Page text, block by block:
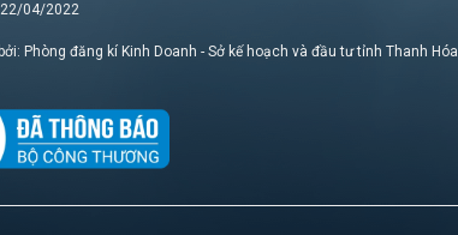
22/04/2022
Phòng đăng kí Kinh Doanh - Sở kế hoạch và đầu tư tỉnh Thanh Hóa